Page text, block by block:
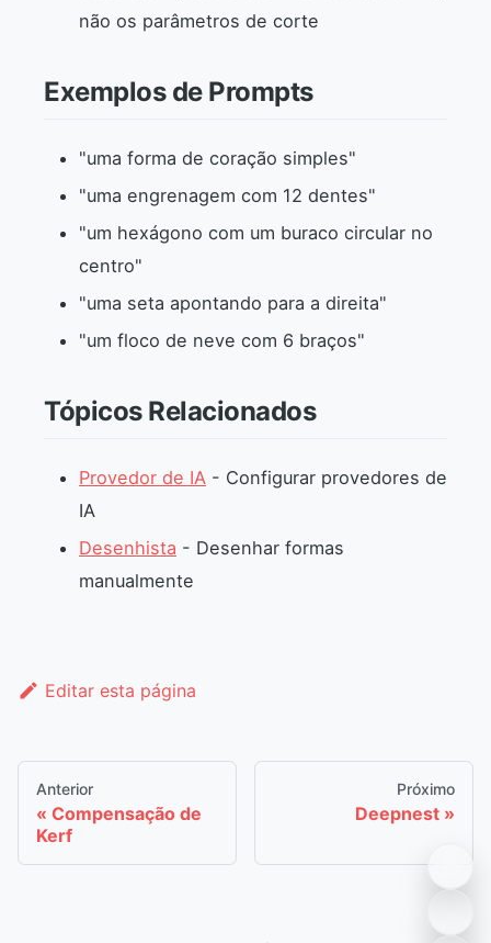
não os parâmetros de corte
Exemplos de Prompts
"uma forma de coração simples"
"uma engrenagem com 12 dentes"
"um hexágono com um buraco circular no
centro"
"uma seta apontando para a direita"
"um floco de neve com 6 braços"
Tópicos Relacionados
Provedor de IA - Configurar provedores de
IA
Desenhista - Desenhar formas
manualmente
Editar esta página
Anterior
Compensação de
Kerf
Próximo
Deepnest